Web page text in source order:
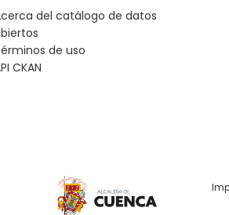
del catálogo de datos
de uso
CKAN